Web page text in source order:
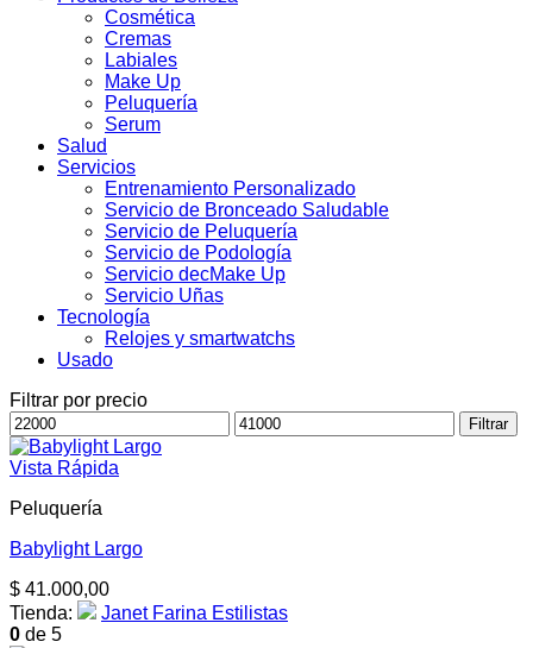
Cosmética
Cremas
Labiales
Make Up
Peluquería
Serum
Salud
Servicios
Entrenamiento Personalizado
Servicio de Bronceado Saludable
Servicio de Peluquería
Servicio de Podología
Servicio decMake Up
Servicio Uñas
Tecnología
Relojes y smartwatchs
Usado
Filtrar por precio
Precio
mínimo
Precio
máximo
Filtrar
Vista Rápida
Peluquería
Babylight Largo
$ 41.000,00
Tienda:
Janet Farina Estilistas
0 de 5